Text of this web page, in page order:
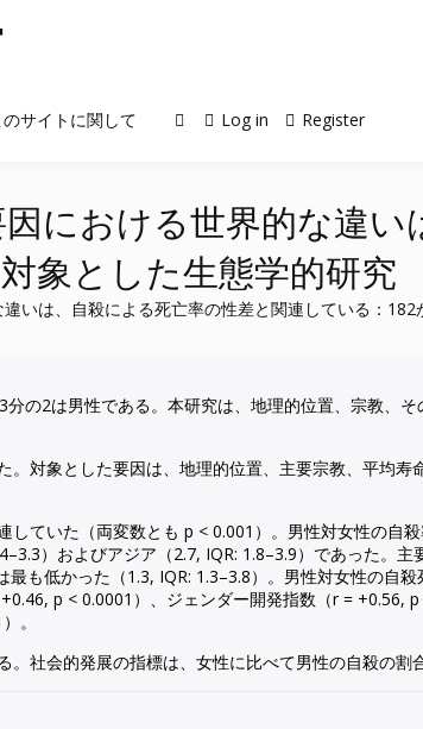
のサイトに関して Log in Register
における世界的な違
象とした生態学的研究
いは、自殺による死亡率の性差と関連している：
の2は男性である。本研究は、地理的位置、宗教、
対象とした要因は、地理的位置、主要宗教、平均
ていた（両変数とも p < 0.001）。男性対女性の自
）およびアジア（2.7, IQR: 1.8–3.9）であった。
も低かった（1.3, IQR: 1.3–3.8）。男性対女性の自
p < 0.0001）、ジェンダー開発指数（r = +0.56,
。
社会的発展の指標は、女性に比べて男性の自殺の割